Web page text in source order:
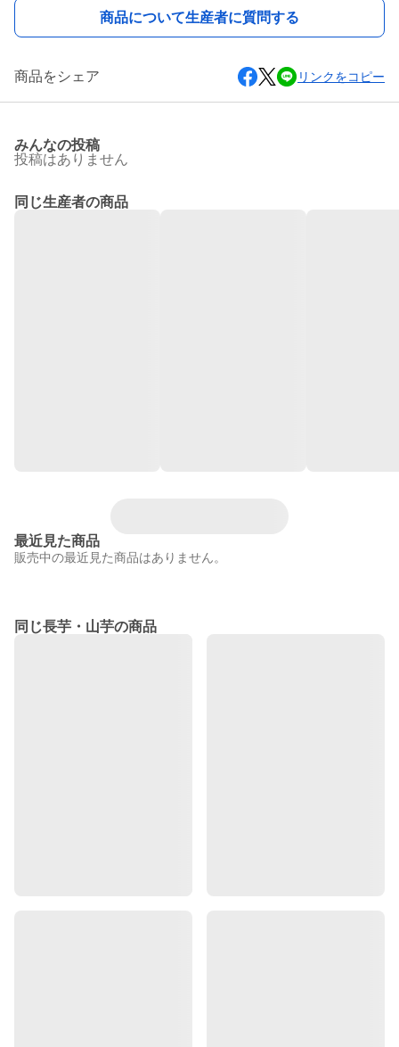
商品について生産者に質問する
商品をシェア リンクをコピー
みんなの投稿
投稿はありません
同じ生産者の商品
最近見た商品
販売中の最近見た商品はありません。
同じ長芋・山芋の商品